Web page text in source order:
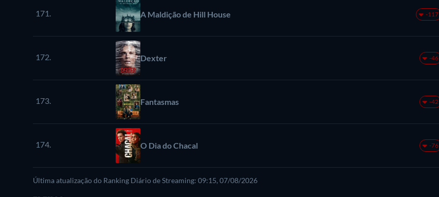
171. A Maldição de Hill House -117
172. Dexter -46
173. Fantasmas -42
174. O Dia do Chacal -76
Última atualização do Ranking Diário de Streaming: 09:15, 07/08/2026